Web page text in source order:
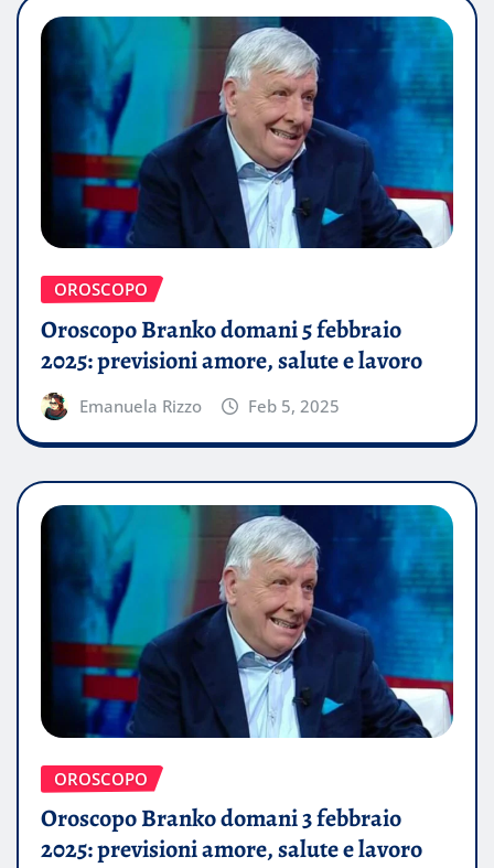
OROSCOPO
Oroscopo Branko domani 5 febbraio
2025: previsioni amore, salute e lavoro
Emanuela Rizzo Feb 5, 2025
OROSCOPO
Oroscopo Branko domani 3 febbraio
2025: previsioni amore, salute e lavoro